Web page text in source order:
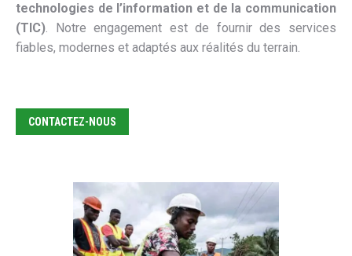
technologies de l’information et de la communication
(TIC). Notre engagement est de fournir des services
fiables, modernes et adaptés aux réalités du terrain.
CONTACTEZ-NOUS